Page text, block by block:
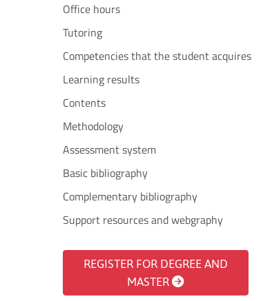
Office hours
Tutoring
Competencies that the student acquires
Learning results
Contents
Methodology
Assessment system
Basic bibliography
Complementary bibliography
Support resources and webgraphy
REGISTER FOR DEGREE AND
MASTER